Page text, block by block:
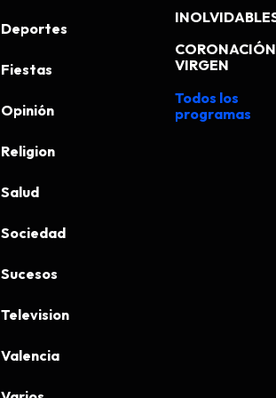
Deportes
Fiestas
Opinión
Religion
Salud
Sociedad
Sucesos
Television
Valencia
VIRGEN
Todos los
programas